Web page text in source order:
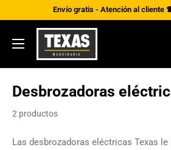
contenido
Envío gratis - Atención al cliente
Texas
Maquinaria
Desbrozadoras
2 productos
Las desbrozadoras eléctricas Texas